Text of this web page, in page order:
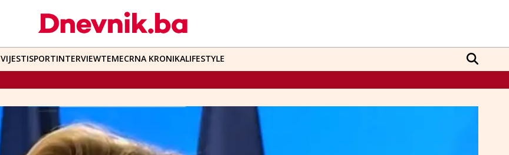
VIJESTISPORTINTERVIEWTEMECRNA KRONIKALIFESTYLE